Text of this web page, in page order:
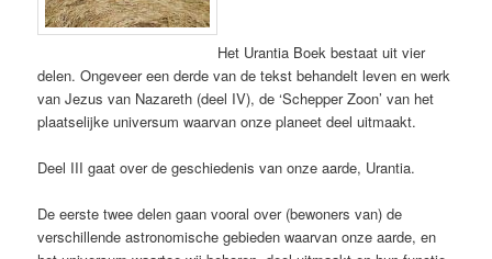
Het Urantia Boek bestaat uit vier
delen. Ongeveer een derde van de tekst behandelt leven en werk
van Jezus van Nazareth (deel IV), de ‘Schepper Zoon’ van het
plaatselijke universum waarvan onze planeet deel uitmaakt.
Deel III gaat over de geschiedenis van onze aarde, Urantia.
De eerste twee delen gaan vooral over (bewoners van) de
verschillende astronomische gebieden waarvan onze aarde, en